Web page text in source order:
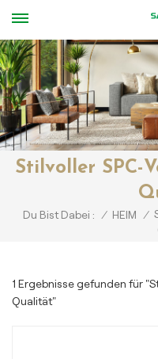
Stilvoller SPC-
Du Bist Dabei : / HEIM /
1 Ergebnisse gefunden für
Qualität"